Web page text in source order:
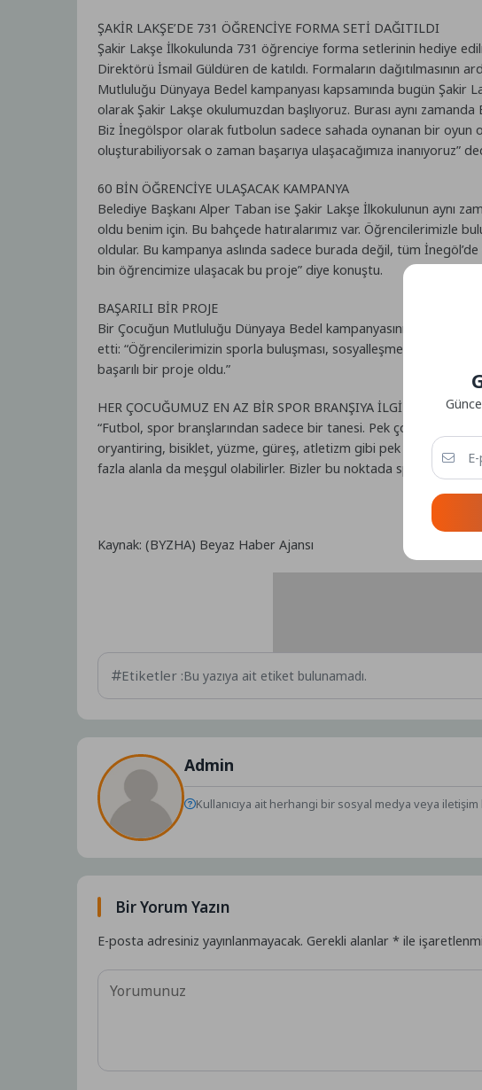
ŞAKİR LAKŞE’DE 731 ÖĞRENCİYE FORMA SETİ DAĞITILDI
Şakir Lakşe İlkokulunda 731 öğrenciye forma setlerinin hediye
Direktörü İsmail Güldüren de katıldı. Formaların
Mutluluğu Dünyaya Bedel kampanyası kapsamında bugün Şakir
olarak Şakir Lakşe okulumuzdan başlıyoruz. Burası aynı
Biz İnegölspor olarak futbolun sadece sahada oynanan bir oyun
oluşturabiliyorsak o zaman başarıya ulaşacağımıza inanıyoruz”
60 BİN ÖĞRENCİYE ULAŞACAK KAMPANYA
Belediye Başkanı Alper Taban ise Şakir Lakşe İlkokulunun aynı
oldu benim için. Bu bahçede hatıralarımız var. Öğrencilerimizle
oldular. Bu kampanya aslında sadece burada değil, tüm
bin öğrencimize ulaşacak bu proje” diye konuştu.
BAŞARILI BİR PROJE
Bir Çocuğun Mutluluğu Dünyaya Bedel kampanyasının spora
etti: “Öğrencilerimizin sporla buluşması, sosyalleşmesi gibi konu
başarılı bir proje oldu.”
HER ÇOCUĞUMUZ EN AZ BİR SPOR BRANŞIYA İLGİLENSİN
“Futbol, spor branşlarından sadece bir tanesi. Pek çok branş var.
oryantiring, bisiklet, yüzme, güreş, atletizm gibi pek çok branş
fazla alanla da meşgul olabilirler. Bizler bu noktada sporun
Kaynak: (BYZHA) Beyaz Haber Ajansı
Etiketler :Bu yazıya ait etiket bulunamadı.
Admin
Kullanıcıya ait herhangi bir sosyal medya veya
Bir Yorum Yazın
E-posta adresiniz yayınlanmayacak. Gerekli alanlar* ile